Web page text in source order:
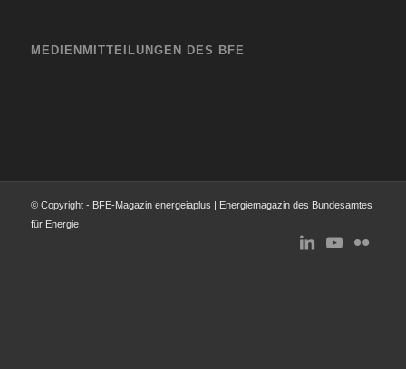
MEDIENMITTEILUNGEN DES BFE
© Copyright - BFE-Magazin energeiaplus | Energiemagazin des Bundesamtes
für Energie